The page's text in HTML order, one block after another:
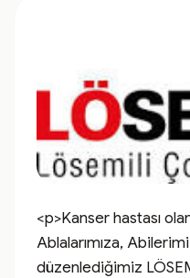
<p>Kanser hastası
Ablalarımıza,
düzenlediğimiz